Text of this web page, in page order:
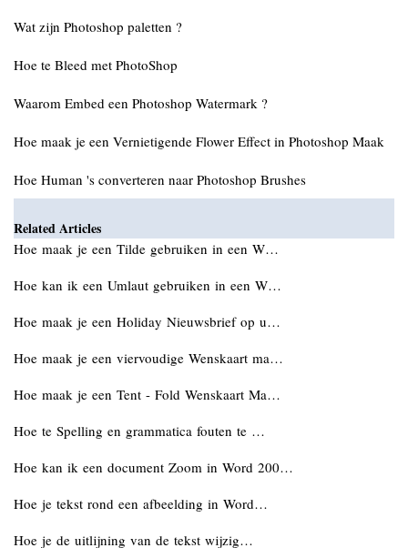
Wat zijn Photoshop paletten ?
Hoe te Bleed met PhotoShop
Waarom Embed een Photoshop Watermark ?
Hoe maak je een Vernietigende Flower Effect in Photoshop Maak
Hoe Human 's converteren naar Photoshop Brushes
Related Articles
Hoe maak je een Tilde gebruiken in een W…
Hoe kan ik een Umlaut gebruiken in een W…
Hoe maak je een Holiday Nieuwsbrief op u…
Hoe maak je een viervoudige Wenskaart ma…
Hoe maak je een Tent - Fold Wenskaart Ma…
Hoe te Spelling en grammatica fouten te …
Hoe kan ik een document Zoom in Word 200…
Hoe je tekst rond een afbeelding in Word…
Hoe je de uitlijning van de tekst wijzig…